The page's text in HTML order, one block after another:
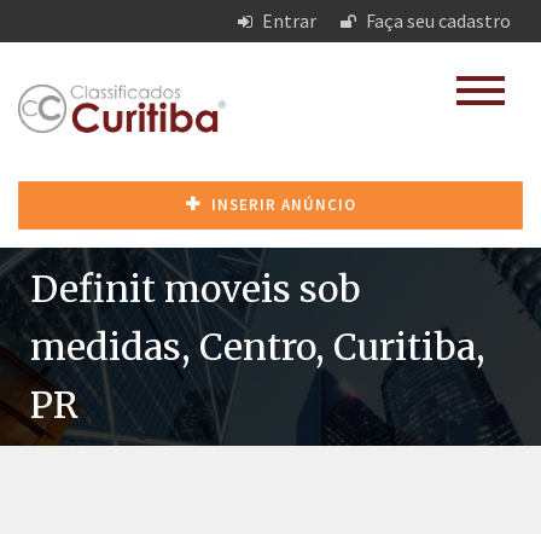
Entrar Faça seu cadastro
INSERIR ANÚNCIO
Definit moveis sob
medidas, Centro, Curitiba,
PR